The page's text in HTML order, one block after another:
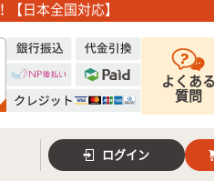
日本全国対応】
よくある
質問
ログイン